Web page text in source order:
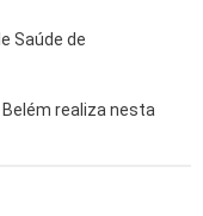
Saúde de
realiza nesta